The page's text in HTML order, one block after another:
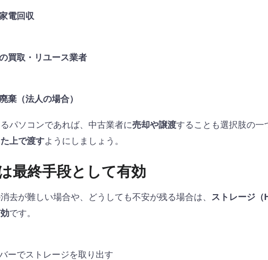
電回収
買取・リユース業者
棄（法人の場合）
パソコンであれば、中古業者に売却や譲渡することも選択肢の
上で渡すようにしましょう。
最終手段として有効
去が難しい場合や、どうしても不安が残る場合は、 ストレージ（
です。
ーでストレージを取り出す